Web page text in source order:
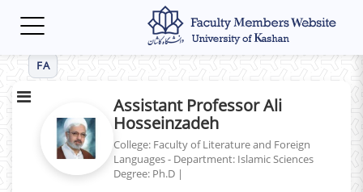
Toggle
FA
Assistant Professor Ali
Hosseinzadeh
College: Faculty of Literature and Foreign
Languages - Department: Islamic Sciences
Degree: Ph.D |